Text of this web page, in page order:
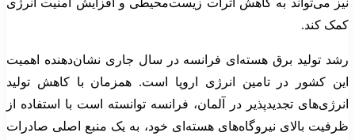
کمک کند.
رشد تولید برق هسته‌ای فرانسه در سال جاری نشان‌دهنده اهمیت
این کشور در تامین انرژی اروپا است. همزمان با کاهش تولید
انرژی‌های تجدیدپذیر در آلمان، فرانسه توانسته است با استفاده از
ظرفیت بالای نیروگاه‌های هسته‌ای خود، به یک منبع اصلی صادرات